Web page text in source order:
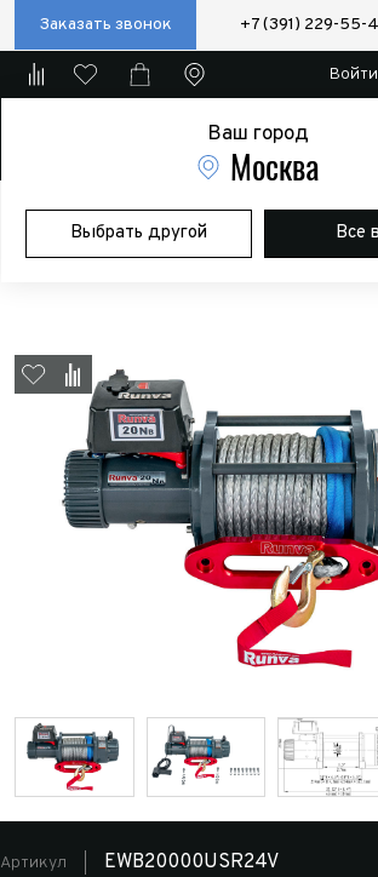
Заказать звонок +7 (391) 229-55-
Ваш город
Москва
Выбрать другой Все
Войти
Главная Магазин Дополнительное
Лебёдка электрическая 24V Runva
влагозащищенная, синтетический трос
Артикул EWB20000USR24V